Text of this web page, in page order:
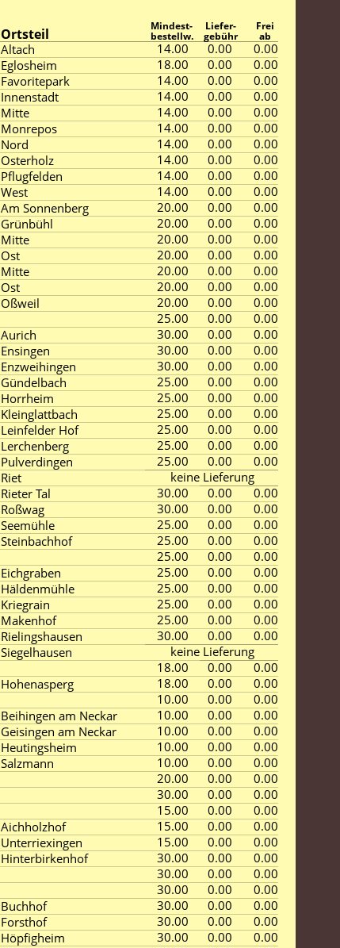
Ortsteil Mindest-
bestellw.
Liefer-
gebühr
Frei
ab
Altach 14.00 0.00
0.00
Eglosheim 18.00 0.00
0.00
Favoritepark 14.00 0.00
0.00
Innenstadt 14.00 0.00
0.00
Mitte 14.00 0.00
0.00
Monrepos 14.00 0.00
0.00
Nord 14.00 0.00
0.00
Osterholz 14.00 0.00
0.00
Pflugfelden 14.00 0.00
0.00
West 14.00 0.00
0.00
Am Sonnenberg 20.00 0.00
0.00
Grünbühl 20.00 0.00
0.00
Mitte 20.00 0.00
0.00
Ost 20.00 0.00
0.00
Mitte 20.00 0.00
0.00
Ost 20.00 0.00
0.00
Oßweil 20.00 0.00
0.00
25.00 0.00
0.00
Aurich 30.00 0.00
0.00
Ensingen 30.00 0.00
0.00
Enzweihingen 30.00 0.00
0.00
Gündelbach 25.00 0.00
0.00
Horrheim 25.00 0.00
0.00
Kleinglattbach 25.00 0.00
0.00
Leinfelder Hof 25.00 0.00
0.00
Lerchenberg 25.00 0.00
0.00
Pulverdingen 25.00 0.00
0.00
Riet
keine Lieferung
Rieter Tal 30.00 0.00
0.00
Roßwag 30.00 0.00
0.00
Seemühle 25.00 0.00
0.00
Steinbachhof 25.00 0.00
0.00
25.00 0.00
0.00
Eichgraben 25.00 0.00
0.00
Häldenmühle 25.00 0.00
0.00
Kriegrain 25.00 0.00
0.00
Makenhof 25.00 0.00
0.00
Rielingshausen 30.00 0.00
0.00
Siegelhausen
keine Lieferung
18.00 0.00
0.00
Hohenasperg 18.00 0.00
0.00
10.00 0.00
0.00
Beihingen am Neckar 10.00 0.00
0.00
Geisingen am Neckar 10.00 0.00
0.00
Heutingsheim 10.00 0.00
0.00
Salzmann 10.00 0.00
0.00
20.00 0.00
0.00
30.00 0.00
0.00
15.00 0.00
0.00
Aichholzhof 15.00 0.00
0.00
Unterriexingen 15.00 0.00
0.00
Hinterbirkenhof 30.00 0.00
0.00
30.00 0.00
0.00
30.00 0.00
0.00
Buchhof 30.00 0.00
0.00
Forsthof 30.00 0.00
0.00
Höpfigheim 30.00 0.00
0.00